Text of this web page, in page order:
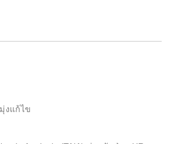
งแก้ไข